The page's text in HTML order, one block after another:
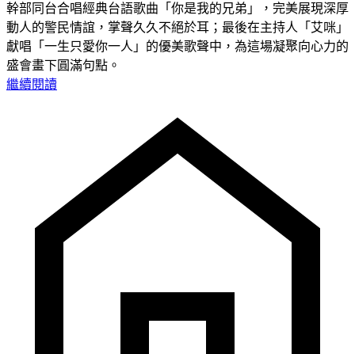
幹部同台合唱經典台語歌曲「你是我的兄弟」，完美展現深厚
動人的警民情誼，掌聲久久不絕於耳；最後在主持人「艾咪」
獻唱「一生只愛你一人」的優美歌聲中，為這場凝聚向心力的
盛會畫下圓滿句點。
繼續閱讀